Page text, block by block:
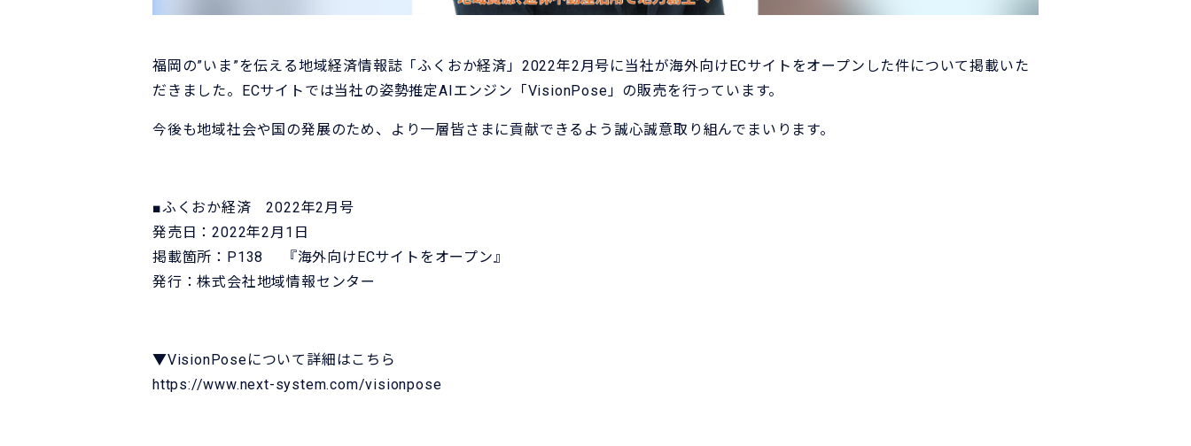
福岡の”いま”を伝える地域経済情報誌「ふくおか経済」2022年2月号に当社が海外向けECサイトをオープンした件について掲載いた
だきました。ECサイトでは当社の姿勢推定AIエンジン「VisionPose」の販売を行っています。
今後も地域社会や国の発展のため、より一層皆さまに貢献できるよう誠心誠意取り組んでまいります。
■ふくおか経済 2022年2月号
発売日：2022年2月1日
掲載箇所：P138 『海外向けECサイトをオープン』
発行：株式会社地域情報センター
▼VisionPoseについて詳細はこちら
https://www.next-system.com/visionpose